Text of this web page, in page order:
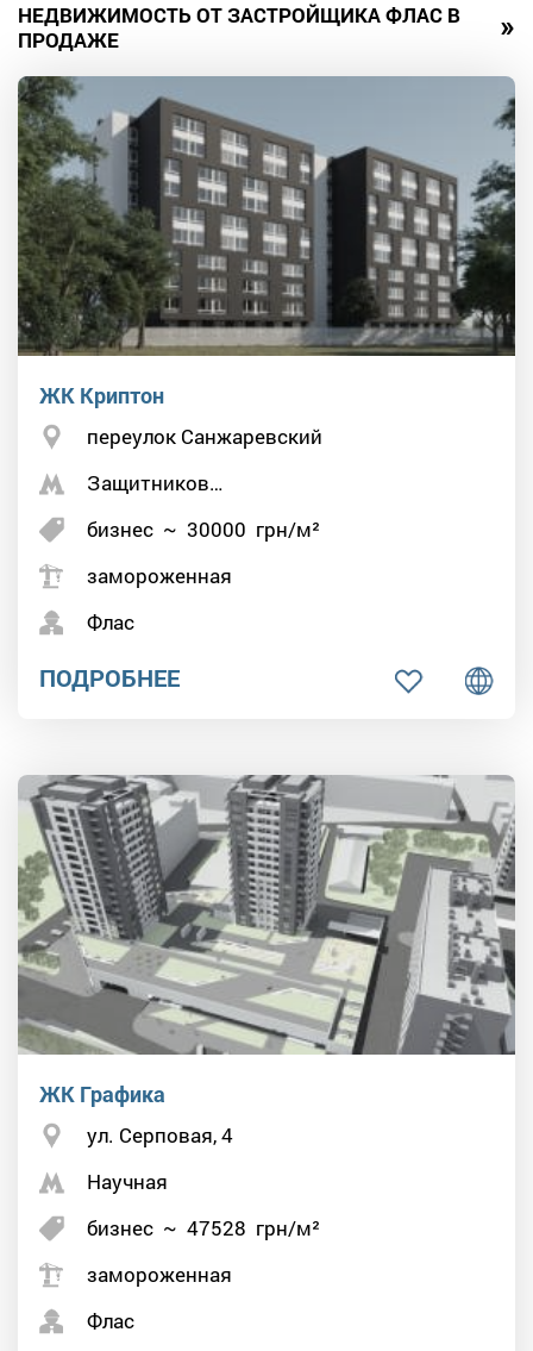
НЕДВИЖИМОСТЬ ОТ ЗАСТРОЙЩИКА ФЛАС В
ПРОДАЖЕ
»
ЖК Криптон
переулок Санжаревский
Защитников…
бизнес ~ 30000 грн/м²
замороженная
Флас
ПОДРОБНЕЕ
ЖК Графика
ул. Серповая, 4
Научная
бизнес ~ 47528 грн/м²
замороженная
Флас